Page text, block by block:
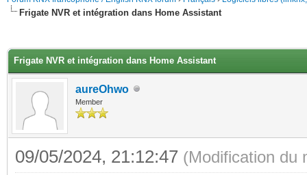
Frigate NVR et intégration dans Home Assistant
Frigate NVR et intégration dans Home Assistant
aureOhwo
Member
09/05/2024, 21:12:47 (Modification du